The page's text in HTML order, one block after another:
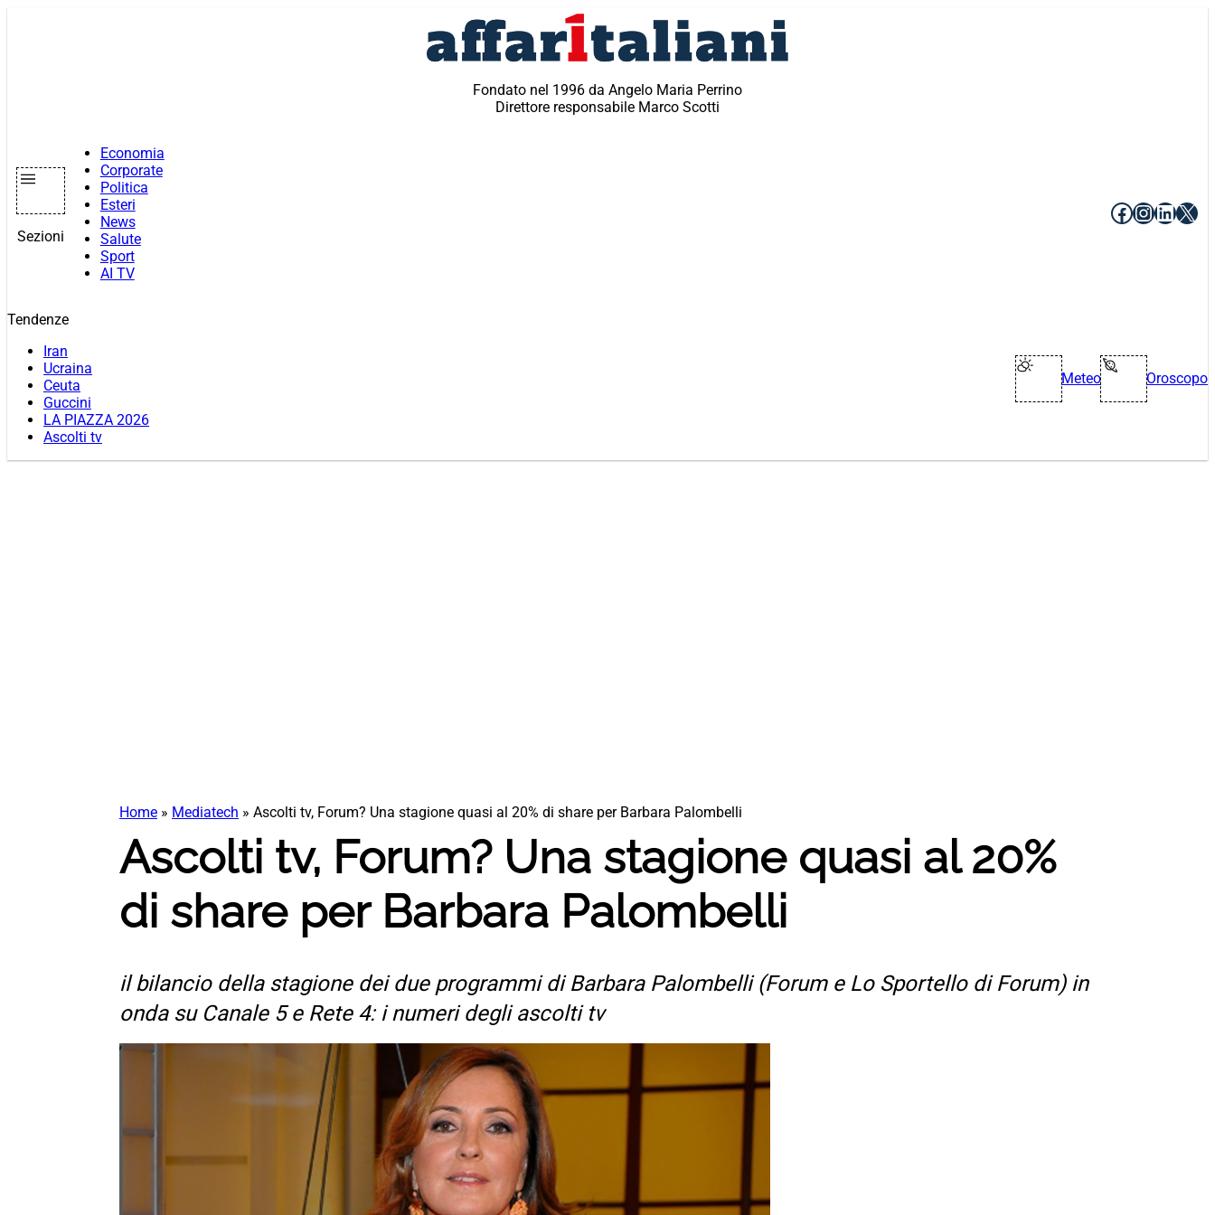
Fondato nel 1996 da Angelo Maria Perrino
Direttore responsabile Marco Scotti
Sezioni
Economia
Corporate
Politica
Esteri
News
Salute
Sport
AI TV
Facebook
X
Tendenze
Iran
Ucraina
Ceuta
Guccini
LA PIAZZA 2026
Ascolti tv
Meteo Oroscopo
Home » Mediatech » Ascolti tv, Forum? Una stagione quasi al 20% di share per Barbara Palombelli
Ascolti tv, Forum? Una stagione quasi al 20%
di share per Barbara Palombelli
il bilancio della stagione dei due programmi di Barbara Palombelli (Forum e Lo Sportello di Forum) in
onda su Canale 5 e Rete 4: i numeri degli ascolti tv